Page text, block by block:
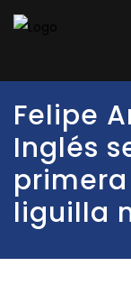
Felipe
Inglés
liguilla